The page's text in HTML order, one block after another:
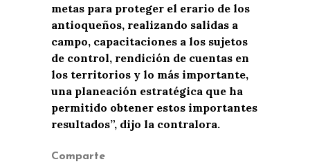
metas para proteger el erario de los
antioqueños, realizando salidas a
campo, capacitaciones a los sujetos
de control, rendición de cuentas en
los territorios y lo más importante,
una planeación estratégica que ha
permitido obtener estos importantes
resultados”, dijo la contralora.
Comparte